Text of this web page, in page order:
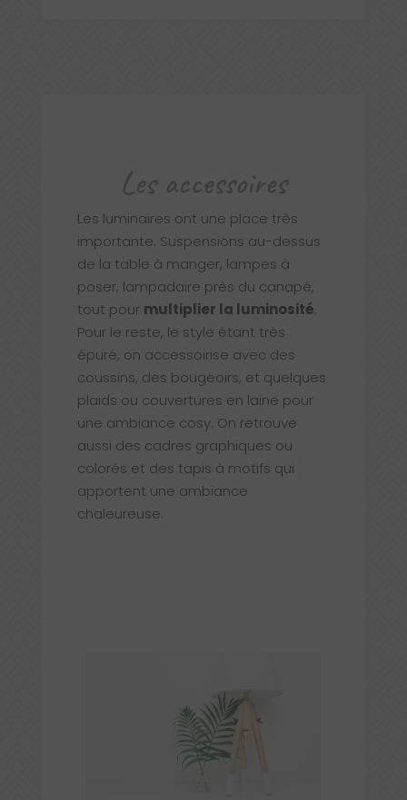
Les accessoires
Les luminaires ont une place très
importante. Suspensions au-dessus
de la table à manger, lampes à
poser, lampadaire près du canapé,
tout pour multiplier la luminosité.
Pour le reste, le style étant très
épuré, on accessoirise avec des
coussins, des bougeoirs, et quelques
plaids ou couvertures en laine pour
une ambiance cosy. On retrouve
aussi des cadres graphiques ou
colorés et des tapis à motifs qui
apportent une ambiance
chaleureuse.